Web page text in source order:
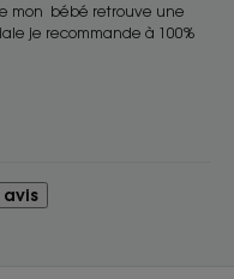
mon bébé retrouve une
je recommande à 100%